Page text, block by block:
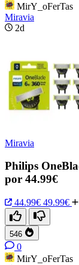
MirY_oFerTas
Miravia
2d
Miravia
Philips
por 44.99€
44.99€ 49.99€
546
0
MirY_oFerTas